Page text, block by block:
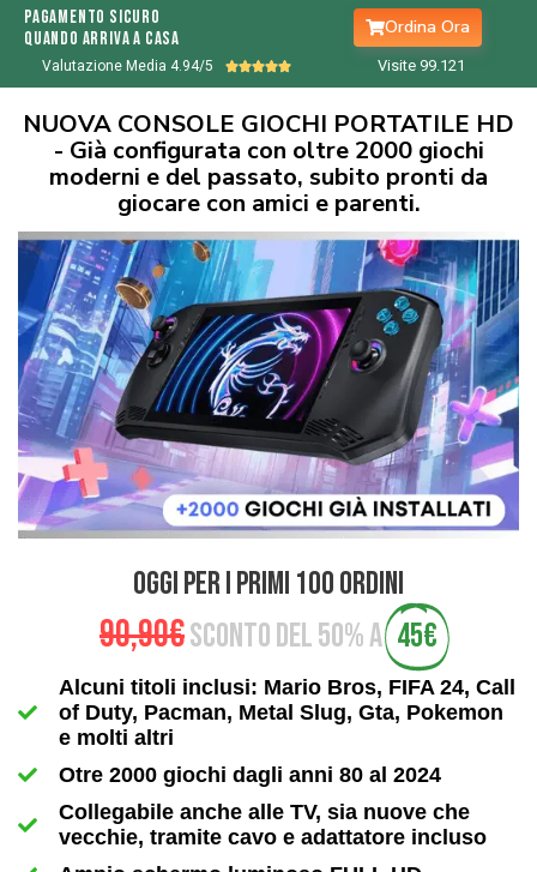
Pagamento sicuro
quando arriva a casa
Ordina Ora
Valutazione Media 4.94/5  Visite 99.122
NUOVA CONSOLE GIOCHI PORTATILE HD
- Già configurata con oltre 2000 giochi
moderni e del passato, subito pronti da
giocare con amici e parenti.
OGGI PER I PRIMI 100 ORDINI
90,90€SCONTO DEL 50% A45€
Alcuni titoli inclusi: Mario Bros, FIFA 24, Call
of Duty, Pacman, Metal Slug, Gta, Pokemon
e molti altri
Otre 2000 giochi dagli anni 80 al 2024
Collegabile anche alle TV, sia nuove che
vecchie, tramite cavo e adattatore incluso